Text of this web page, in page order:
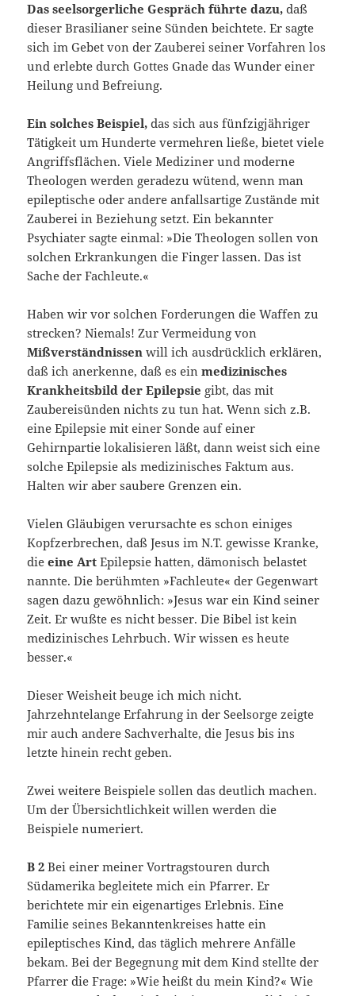
Das seelsorgerliche Gespräch führte dazu, daß
dieser Brasilianer seine Sünden beichtete. Er sagte
sich im Gebet von der Zauberei seiner Vorfahren los
und erlebte durch Gottes Gnade das Wunder einer
Heilung und Befreiung.
Ein solches Beispiel, das sich aus fünfzigjähriger
Tätigkeit um Hunderte vermehren ließe, bietet viele
Angriffsflächen. Viele Mediziner und moderne
Theologen werden geradezu wütend, wenn man
epileptische oder andere anfallsartige Zustände mit
Zauberei in Beziehung setzt. Ein bekannter
Psychiater sagte einmal: »Die Theologen sollen von
solchen Erkrankungen die Finger lassen. Das ist
Sache der Fachleute.«
Haben wir vor solchen Forderungen die Waffen zu
strecken? Niemals! Zur Vermeidung von
Mißverständnissen will ich ausdrücklich erklären,
daß ich anerkenne, daß es einmedizinisches
Krankheitsbild der Epilepsie gibt, das mit
Zaubereisünden nichts zu tun hat. Wenn sich z.B.
eine Epilepsie mit einer Sonde auf einer
Gehirnpartie lokalisieren läßt, dann weist sich eine
solche Epilepsie als medizinisches Faktum aus.
Halten wir aber saubere Grenzen ein.
Vielen Gläubigen verursachte es schon einiges
Kopfzerbrechen, daß Jesus im N.T. gewisse Kranke,
dieeine Art Epilepsie hatten, dämonisch belastet
nannte. Die berühmten »Fachleute« der Gegenwart
sagen dazu gewöhnlich: »Jesus war ein Kind seiner
Zeit. Er wußte es nicht besser. Die Bibel ist kein
medizinisches Lehrbuch. Wir wissen es heute
besser.«
Dieser Weisheit beuge ich mich nicht.
Jahrzehntelange Erfahrung in der Seelsorge zeigte
mir auch andere Sachverhalte, die Jesus bis ins
letzte hinein recht geben.
Zwei weitere Beispiele sollen das deutlich machen.
Um der Übersichtlichkeit willen werden die
Beispiele numeriert.
B 2 Bei einer meiner Vortragstouren durch
Südamerika begleitete mich ein Pfarrer. Er
berichtete mir ein eigenartiges Erlebnis. Eine
Familie seines Bekanntenkreises hatte ein
epileptisches Kind, das täglich mehrere Anfälle
bekam. Bei der Begegnung mit dem Kind stellte der
Pfarrer die Frage: »Wie heißt du mein Kind?« Wie